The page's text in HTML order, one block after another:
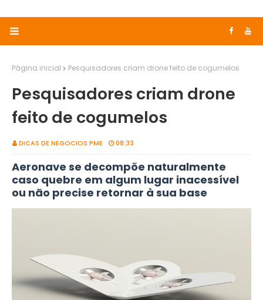
Página inicial Pesquisadores criam drone feito de cogumelos
Pesquisadores criam drone
feito de cogumelos
DICAS DE NEGOCIOS PME 08:33
Aeronave se decompõe naturalmente
caso quebre em algum lugar inacessível
ou não precise retornar à sua base